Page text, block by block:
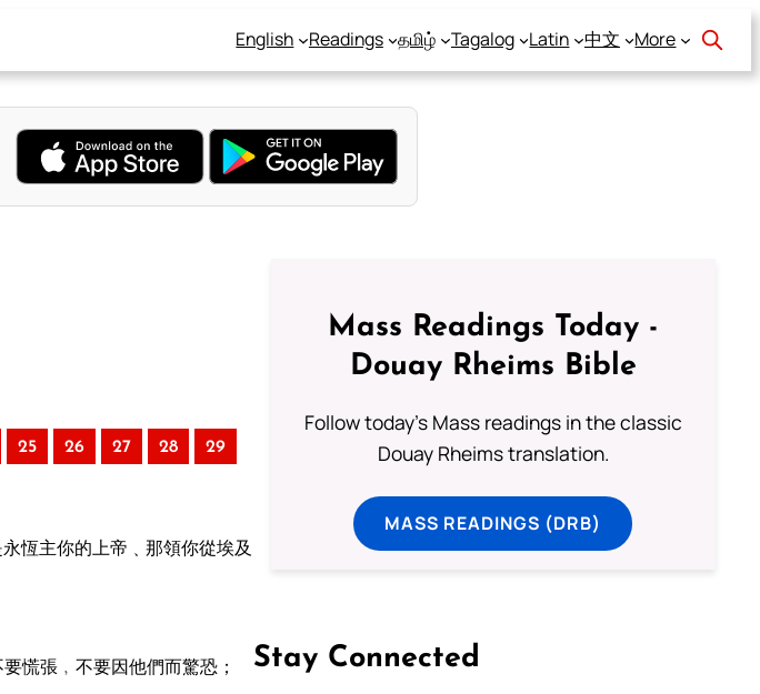
English Readings தமிழ் Tagalog Latin 中文 More
25 26 27 28 29
恆主你的上帝﹑那領你從埃及
慌張﹐不要因他們而驚恐；
Mass Readings Today -
Douay Rheims Bible
Follow today's Mass readings in the classic
Douay Rheims translation.
MASS READINGS (DRB)
Stay Connected